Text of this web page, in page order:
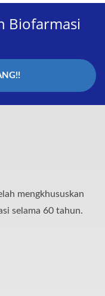
Biofarmasi
mengkhususkan
selama 60 tahun.